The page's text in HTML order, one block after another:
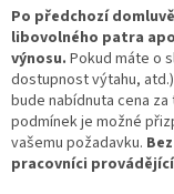
Po předchozí
libovolného patra
výnosu. Pokud máte o
dostupnost výtahu,
bude nabídnuta cena
podmínek je možné
vašemu požadavku.
pracovníci